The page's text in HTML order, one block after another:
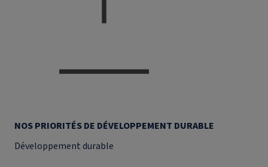
NOS PRIORITÉS DE DÉVELOPPEMENT DURABLE
Développement durable